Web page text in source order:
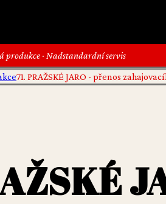
produkce · Nadstandardní servis
71. PRAŽSKÉ JARO - přenos